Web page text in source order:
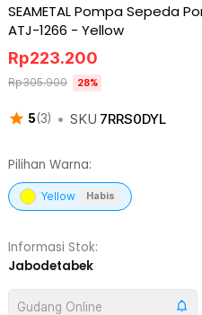
SEAMETAL Pompa Sepeda
ATJ-1266 - Yellow
5(3) • SKU 7RRS0DYL
Rp223.200
Rp305.900 28%
Pilihan Warna:
Yellow Habis
Informasi Stok:
Jabodetabek
Gudang Online